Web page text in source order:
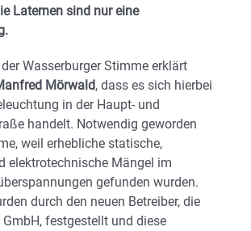
Laternen sind nur eine
Wasserburger Stimme erklärt
Mörwald, dass es sich hierbei
in der Haupt- und
handelt. Notwendig geworden
weil erhebliche statische,
elektrotechnische Mängel im
gefunden wurden.
durch den neuen Betreiber, die
GmbH, festgestellt und diese